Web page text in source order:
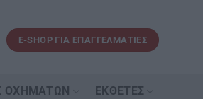
E-SHOP ΓΙΑ ΕΠΑΓΓΕΛΜΑΤΙΕΣ
ΟΧΗΜΆΤΩΝ ΕΚΘΈΤΕΣ